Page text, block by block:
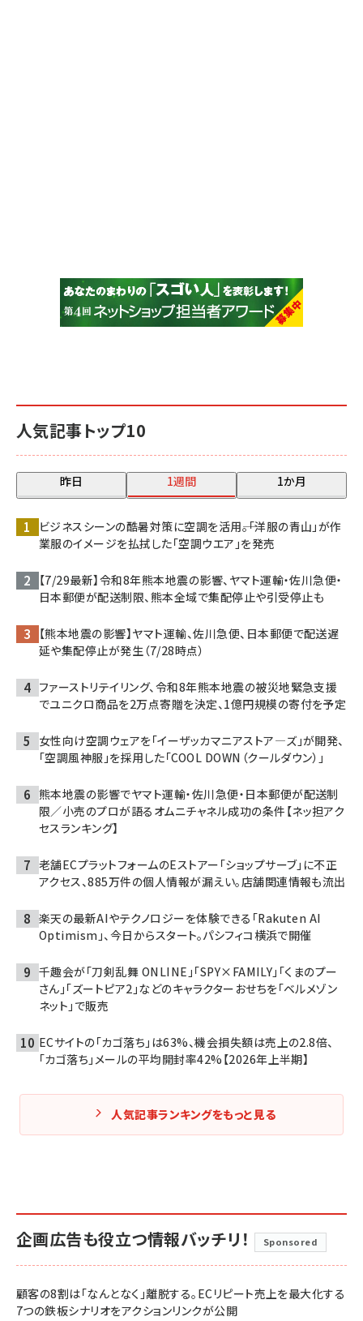
人気記事トップ10
昨日 1週間 1か月
ビジネスシーンの酷暑対策に空調を活用――。「洋服の青山」が作
業服のイメージを払拭した「空調ウエア」を発売
【7/29最新】令和8年熊本地震の影響、ヤマト運輸・佐川急便・
日本郵便が配送制限、熊本全域で集配停止や引受停止も
【熊本地震の影響】ヤマト運輸、佐川急便、日本郵便で配送遅
延や集配停止が発生（7/28時点）
ファーストリテイリング、令和8年熊本地震の被災地緊急支援
でユニクロ商品を2万点寄贈を決定、1億円規模の寄付を予定
女性向け空調ウェアを「イーザッカマニアストア―ズ」が開発、
「空調風神服」を採用した「COOL DOWN（クールダウン）」
熊本地震の影響でヤマト運輸・佐川急便・日本郵便が配送制
限／小売のプロが語るオムニチャネル成功の条件【ネッ担アク
セスランキング】
老舗ECプラットフォームのEストアー「ショップサーブ」に不正
アクセス、885万件の個人情報が漏えい。店舗関連情報も流出
楽天の最新AIやテクノロジーを体験できる「Rakuten AI
Optimism」、今日からスタート。パシフィコ横浜で開催
千趣会が「刀剣乱舞 ONLINE」「SPY×FAMILY」「くまのプー
さん」「ズートピア2」などのキャラクターおせちを「ベルメゾン
ネット」で販売
ECサイトの「カゴ落ち」は63%、機会損失額は売上の2.8倍、
「カゴ落ち」メールの平均開封率42%【2026年上半期】
人気記事ランキングをもっと見る
企画広告も役立つ情報バッチリ！ Sponsored
顧客の8割は「なんとなく」離脱する。ECリピート売上を最大化する
7つの鉄板シナリオをアクションリンクが公開